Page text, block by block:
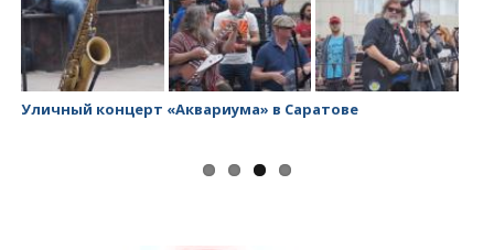
Уличный концерт «Аквариума» в Саратове